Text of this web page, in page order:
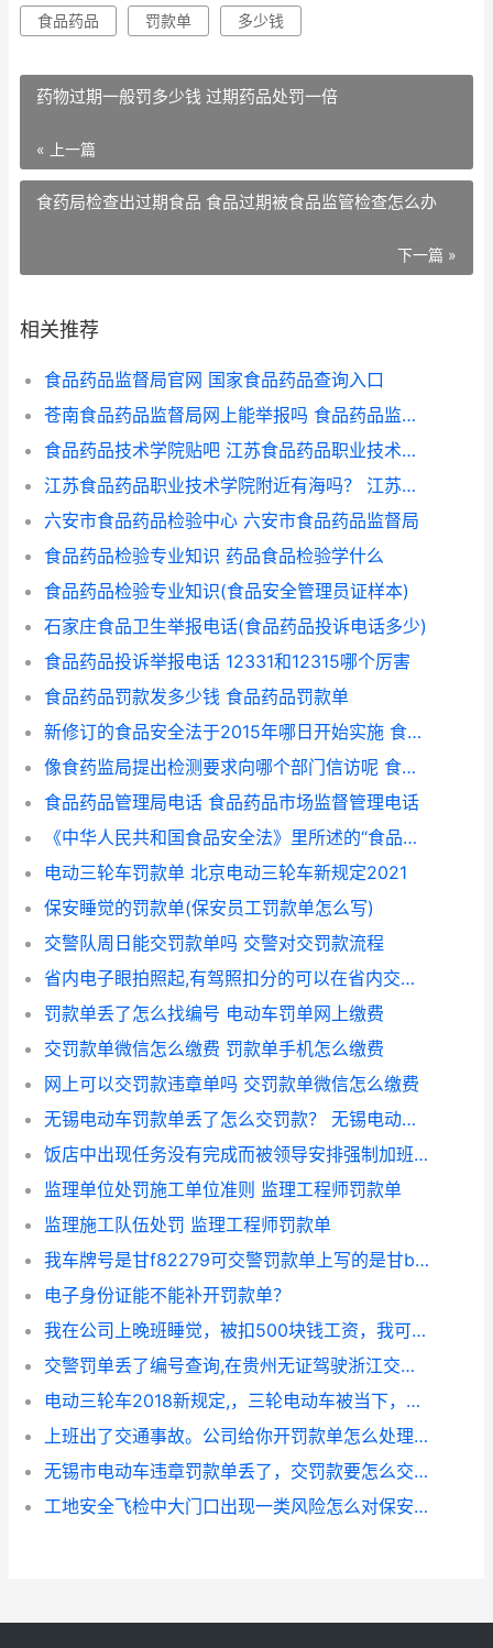
食品药品 罚款单 多少钱
药物过期一般罚多少钱 过期药品处罚一倍
« 上一篇
食药局检查出过期食品 食品过期被食品监管检查怎么办
下一篇 »
相关推荐
食品药品监督局官网 国家食品药品查询入口
苍南食品药品监督局网上能举报吗 食品药品监督局举报
食品药品技术学院贴吧 江苏食品药品职业技术学院贴吧
江苏食品药品职业技术学院附近有海吗？ 江苏食品药品监督管理局官网
六安市食品药品检验中心 六安市食品药品监督局
食品药品检验专业知识 药品食品检验学什么
食品药品检验专业知识(食品安全管理员证样本)
石家庄食品卫生举报电话(食品药品投诉电话多少)
食品药品投诉举报电话 12331和12315哪个厉害
食品药品罚款发多少钱 食品药品罚款单
新修订的食品安全法于2015年哪日开始实施 食品药品投诉举报电话
像食药监局提出检测要求向哪个部门信访呢 食品药品乱收费归谁管
食品药品管理局电话 食品药品市场监督管理电话
《中华人民共和国食品安全法》里所述的“食品药品监督管理部门”具体指代哪些部门？
电动三轮车罚款单 北京电动三轮车新规定2021
保安睡觉的罚款单(保安员工罚款单怎么写)
交警队周日能交罚款单吗 交警对交罚款流程
省内电子眼拍照起,有驾照扣分的可以在省内交警队开罚款单吗？ 外省电子眼违章有扣分
罚款单丢了怎么找编号 电动车罚单网上缴费
交罚款单微信怎么缴费 罚款单手机怎么缴费
网上可以交罚款违章单吗 交罚款单微信怎么缴费
无锡电动车罚款单丢了怎么交罚款？ 无锡电动车违章罚款怎么交
饭店中出现任务没有完成而被领导安排强制加班，并且有时会签过失单，罚款单这种行为合法吗？
监理单位处罚施工单位准则 监理工程师罚款单
监理施工队伍处罚 监理工程师罚款单
我车牌号是甘f82279可交警罚款单上写的是甘b82279用交罚款吗身份证号，姓名是对的！
电子身份证能不能补开罚款单？
我在公司上晚班睡觉，被扣500块钱工资，我可以拒签罚款单吗？(晚班是什么意思)
交警罚单丢了编号查询,在贵州无证驾驶浙江交警队可以查开的罚款单单号吗?
电动三轮车2018新规定,，三轮电动车被当下，这是罚款单吗？
上班出了交通事故。公司给你开罚款单怎么处理？
无锡市电动车违章罚款单丢了，交罚款要怎么交？
工地安全飞检中大门口出现一类风险怎么对保安公司开罚款单？